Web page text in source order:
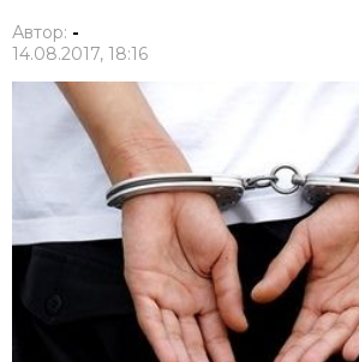
Автор: -
14.08.2017, 18:16